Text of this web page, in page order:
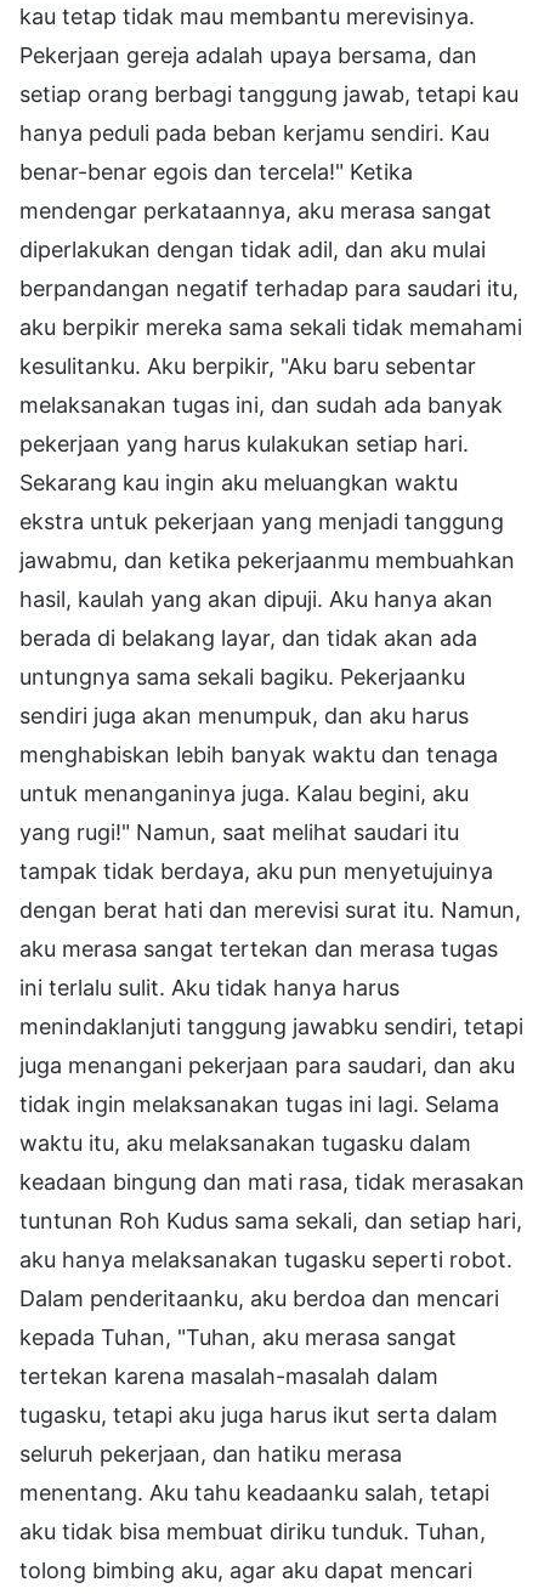
kau tetap tidak mau membantu merevisinya.
Pekerjaan gereja adalah upaya bersama, dan
setiap orang berbagi tanggung jawab, tetapi kau
hanya peduli pada beban kerjamu sendiri. Kau
benar-benar egois dan tercela!" Ketika
mendengar perkataannya, aku merasa sangat
diperlakukan dengan tidak adil, dan aku mulai
berpandangan negatif terhadap para saudari itu,
aku berpikir mereka sama sekali tidak memahami
kesulitanku. Aku berpikir, "Aku baru sebentar
melaksanakan tugas ini, dan sudah ada banyak
pekerjaan yang harus kulakukan setiap hari.
Sekarang kau ingin aku meluangkan waktu
ekstra untuk pekerjaan yang menjadi tanggung
jawabmu, dan ketika pekerjaanmu membuahkan
hasil, kaulah yang akan dipuji. Aku hanya akan
berada di belakang layar, dan tidak akan ada
untungnya sama sekali bagiku. Pekerjaanku
sendiri juga akan menumpuk, dan aku harus
menghabiskan lebih banyak waktu dan tenaga
untuk menanganinya juga. Kalau begini, aku
yang rugi!" Namun, saat melihat saudari itu
tampak tidak berdaya, aku pun menyetujuinya
dengan berat hati dan merevisi surat itu. Namun,
aku merasa sangat tertekan dan merasa tugas
ini terlalu sulit. Aku tidak hanya harus
menindaklanjuti tanggung jawabku sendiri, tetapi
juga menangani pekerjaan para saudari, dan aku
tidak ingin melaksanakan tugas ini lagi. Selama
waktu itu, aku melaksanakan tugasku dalam
keadaan bingung dan mati rasa, tidak merasakan
tuntunan Roh Kudus sama sekali, dan setiap hari,
aku hanya melaksanakan tugasku seperti robot.
Dalam penderitaanku, aku berdoa dan mencari
kepada Tuhan, "Tuhan, aku merasa sangat
tertekan karena masalah-masalah dalam
tugasku, tetapi aku juga harus ikut serta dalam
seluruh pekerjaan, dan hatiku merasa
menentang. Aku tahu keadaanku salah, tetapi
aku tidak bisa membuat diriku tunduk. Tuhan,
tolong bimbing aku, agar aku dapat mencari